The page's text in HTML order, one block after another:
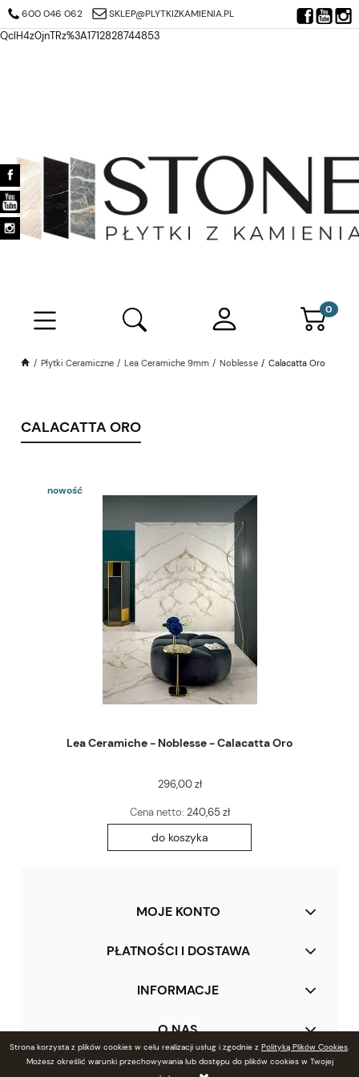
https://search.google.com/search-console/verification-download?
QclH4z0jnTRz%3A1712828744853
Strona korzysta z plików cookies w celu realizacji usług i zgodnie z Polityką Plików Cookies.
Możesz określić warunki przechowywania lub dostępu do plików cookies w Twojej
600 046 062 SKLEP@PLYTKIZKAMIENIA.PL
Płytki Ceramiczne Lea Ceramiche 9mm Noblesse Calacatta Oro
CALACATTA ORO
Lea Ceramiche - Noblesse - Calacatta Oro
296,00 zł
Cena netto: 240,65 zł
do koszyka
nowość
MOJE KONTO
PŁATNOŚCI I DOSTAWA
INFORMACJE
O NAS